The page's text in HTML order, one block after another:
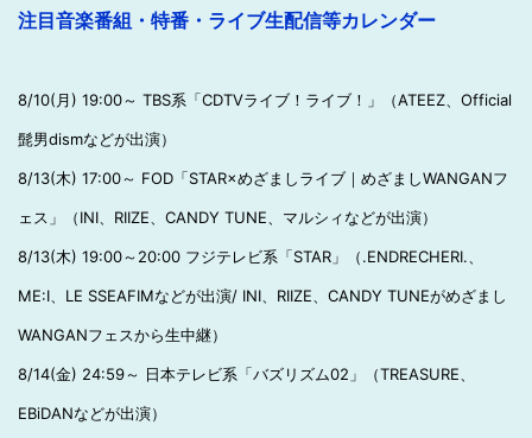
注目音楽番組・特番・ライブ生配信等カレンダー
8/10(月) 19:00～ TBS系「CDTVライブ！ライブ！」（ATEEZ、Official
髭男dismなどが出演）
8/13(木) 17:00～ FOD「STAR×めざましライブ｜めざましWANGANフ
ェス」（INI、RIIZE、CANDY TUNE、マルシィなどが出演）
8/13(木) 19:00～20:00 フジテレビ系「STAR」（.ENDRECHERI.、
ME:I、LE SSEAFIMなどが出演/ INI、RIIZE、CANDY TUNEがめざまし
WANGANフェスから生中継）
8/14(金) 24:59～ 日本テレビ系「バズリズム02」（TREASURE、
EBiDANなどが出演）